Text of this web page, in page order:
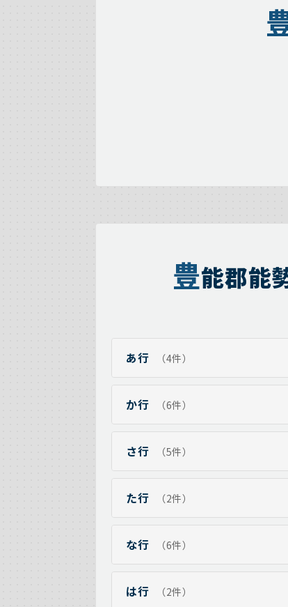
豊能郡能
あ行 （4件）
か行 （6件）
さ行 （5件）
た行 （2件）
な行 （6件）
は行 （2件）